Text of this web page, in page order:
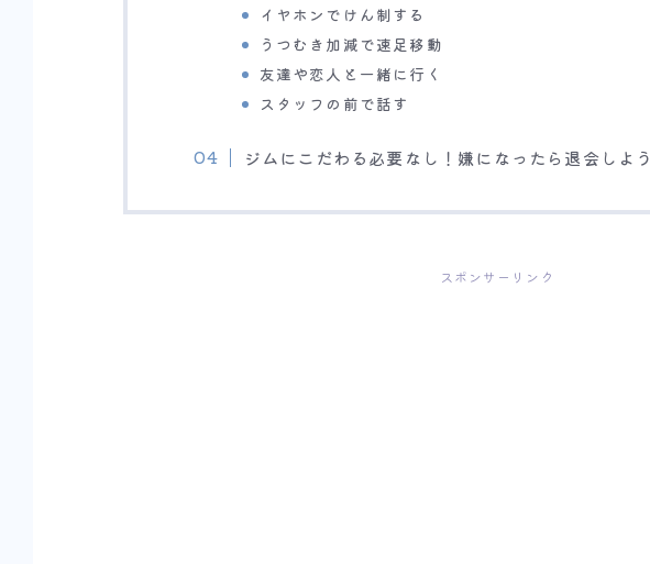
イヤホンでけん制する
うつむき加減で速足移動
友達や恋人と一緒に行く
スタッフの前で話す
ジムにこだわる必要なし！嫌になったら退会しよう
スポンサーリンク